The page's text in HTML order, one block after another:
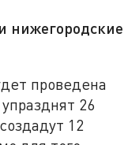
нижегородские
проведена
26
12